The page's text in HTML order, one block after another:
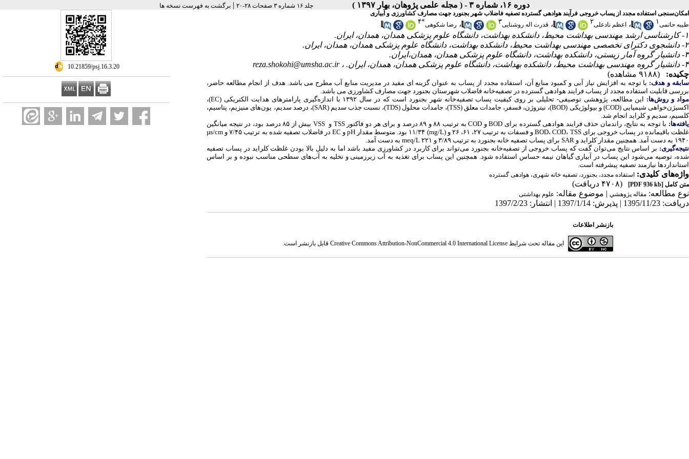
دوره ۱۶، شماره ۳ - ( مجله علمی پژوهان، بهار ۱۳۹۷ ) جلد ۱۶ شماره ۳ صفحات ۲۸-۲۰ | برگشت به فهرست نسخه ها
‎ 10.21859/psj.16.3.20
امکان‌سنجی استفاده مجدد از پساب خروجی فرآیند هوادهی گسترده تصفیه فاضلاب شهر بجنورد جهت مصارف کشاورزی و آبیاری
طیبه حاتمی۱ ، اعظم نادعلی۲ ، قدرت اله روشنایی۳ ، رضا شکوهی*۴
۱- کارشناسی ارشد مهندسی بهداشت محیط، دانشکده بهداشت، دانشگاه علوم پزشکی همدان، همدان، ایران.
۲- دانشجوی دکترای تخصصی مهندسی بهداشت محیط، دانشکده بهداشت، دانشگاه علوم پزشکی همدان، همدان، ایران.
۳- دانشیار گروه آمار زیستی، دانشکده بهداشت، دانشگاه علوم پزشکی همدان، همدان،ایران.
۴- دانشیار گروه مهندسی بهداشت محیط، دانشکده بهداشت، دانشگاه علوم پزشکی همدان، همدان، ایران. ،
reza.shokohi@umsha.ac.ir
چکیده:
(۹۱۸۸ مشاهده)
سابقه و هدف: با توجه به افزایش نیاز آبی و کمبود منابع آن، استفاده مجدد از پساب به عنوان گزینه­ ای مفید در مدیریت منابع آب مطرح می­ باشد. هدف از انجام مطالعه حاضر،
بررسی قابلیت استفاده مجدد از پساب فرایند هوادهی گسترده در تصفیه‌خانه فاضلاب شهرستان بجنورد جهت مصارف کشاورزی می­ باشد.
مواد و روش‌‌ها:
این مطالعه، پژوهشی توصیفی- تحلیلی بر روی کیفیت پساب تصفیه‌خانه شهر بجنورد است که در سال ۱۳۹۲ با اندازه‌گیری پارامترهای هدایت الکتریکی (EC)،
اکسیژن‌خواهی شیمیایی (COD) و بیولوژیکی (BOD)، نیتروژن، فسفر، جامدات معلق (TSS)، جامدات محلول (TDS)، نسبت جذب سدیم (SAR)، درصد سدیم، یون‌های منیزیم، پتاسیم،
کلسیم، سدیم و کلراید انجام شد.
یافته‌ها:
با توجه به نتایج، راندمان حذف فرایند هوادهی گسترده برای BOD و COD به ترتیب ۸۸ و ۸۹ درصد و برای هر دو فاکتور TSS و VSS بیش از ۸۵ درصد بود، در نتیجه میانگین
غلظت باقیمانده در پساب خروجی برای BOD، COD، TSS و فسفات به ترتیب ۲۷، ۶۱، ۲۶ و (mg/L) ۱۱/۳۴ بود. متوسط مقدار pH و EC در فاضلاب تصفیه شده به ترتیب ۷/۴۵ و µs/cm
۱۹۴۰ به دست آمد. همچنین مقدار کلراید و SAR برای پساب تصفیه خانه بجنورد به ترتیب ۳/۸۹ و ۲۲۱ meq/L به دست آمد.
نتیجه‌گیری: بر اساس نتایج می‌توان گفت که پساب خروجی از تصفیه‌خانه بجنورد می‌تواند برای کاربرد در کشاورزی مفید باشد اما به دلیل بالا بودن غلظت کلراید در پساب تصفیه
شده، توصیه می‌شود این پساب در آبیاری گیاهان نیمه­ حساس استفاده شود. همچنین این پساب برای تغذیه به آب زیرزمینی و تخلیه به آب‌های سطحی مناسب نبوده و بر اساس
استانداردها نیازمند تصفیه پیشرفته است.
واژه‌های کلیدی: استفاده مجدد، بجنورد، تصفیه خانه شهری، هوادهی گسترده
متن کامل [PDF 936 kb]
(۴۷۰۸ دریافت)
نوع مطالعه: مقاله پژوهشي | موضوع مقاله: علوم بهداشتی
دریافت: 1395/11/23 | پذیرش: 1397/1/14 | انتشار: 1397/2/23
بازنشر اطلاعات
این مقاله تحت شرایط Creative Commons Attribution-NonCommercial 4.0 International Licenseقابل بازنشر است.